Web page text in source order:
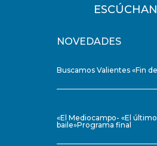
NOVEDADES
Buscamos Valientes «Fin
«El Mediocampo- «El último
baile»Programa final